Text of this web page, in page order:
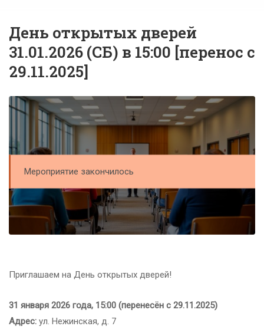
День открытых дверей
31.01.2026 (СБ) в 15:00 [перенос с
29.11.2025]
Мероприятие закончилось
Приглашаем на День открытых дверей!
31 января 2026 года, 15:00 (перенесён с 29.11.2025)
Адрес: ул. Нежинская, д. 7